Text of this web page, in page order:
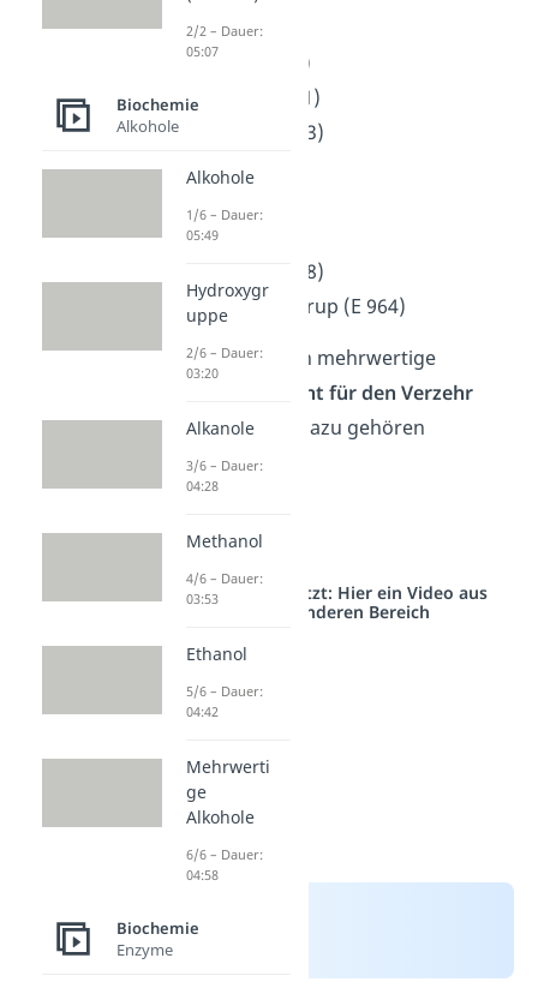
findest du hier:
Sorbit (E 420)
Mannit (E 421)
Isomalt (E 953)
Maltit (E 965)
Xylit (E 967)
Erythrit (E 968)
Polyglycitolsirup (E 964)
Es gibt aber auch mehrwertige
nicht für den Verzehr
bestimmt sind. Dazu gehören
beispielsweise:
Glycerin
Studyflix vernetzt: Hier ein Video aus
einem anderen Bereich
2/2 – Dauer:
05:07
Biochemie
Alkohole
Alkohole
1/6 – Dauer:
05:49
Hydroxygr
uppe
2/6 – Dauer:
03:20
Alkanole
3/6 – Dauer:
04:28
Methanol
4/6 – Dauer:
03:53
Ethanol
5/6 – Dauer:
04:42
Mehrwerti
ge
Alkohole
6/6 – Dauer:
04:58
Biochemie
Enzyme